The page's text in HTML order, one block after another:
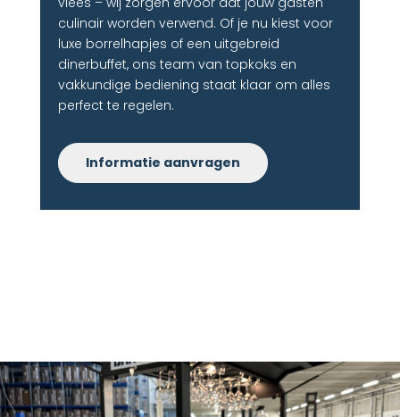
culinair worden verwend. Of je nu kiest voor
luxe borrelhapjes of een uitgebreid
dinerbuffet, ons team van topkoks en
vakkundige bediening staat klaar om alles
perfect te regelen.
Informatie aanvragen